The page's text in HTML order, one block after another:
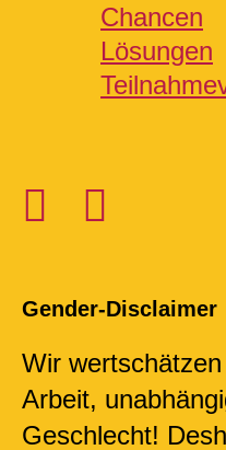
Chancen
Lösungen
Gender-Disclaimer​
Wir
Arbeit,
Geschlecht!